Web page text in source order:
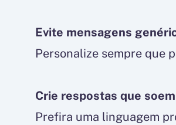
Evite mensagens
Personalize sempre que
Crie respostas que
Prefira uma linguagem